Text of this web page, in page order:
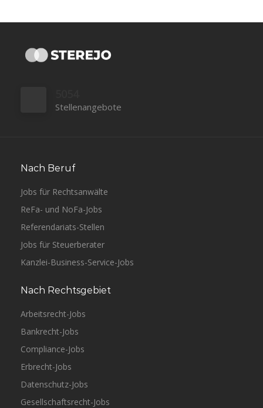
Stellenangebote
Nach Beruf
Jobs für Rechtsanwälte
ReFa- und NoFa-Jobs
Referendariats-Stellen
Jobs für Steuerberater
Kanzlei-Business-Service-Jobs
Nach Rechtsgebiet
Arbeitsrecht-Jobs
Bankrecht-Jobs
Compliance-Jobs
Erbrecht-Jobs
Datenschutz-Jobs
Gesellschaftsrecht-Jobs